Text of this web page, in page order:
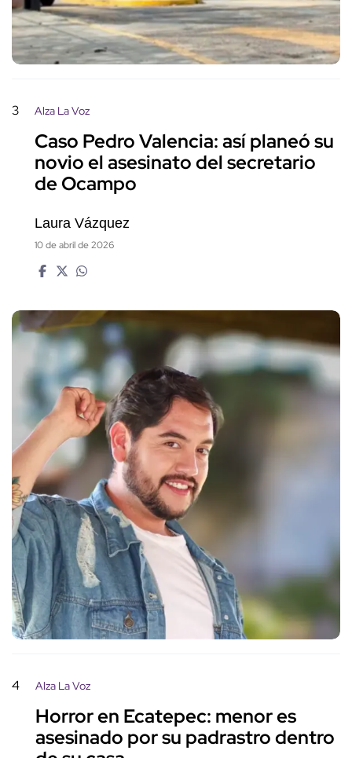
3 Alza La Voz
Caso Pedro Valencia: así planeó su
novio el asesinato del secretario
de Ocampo
Laura Vázquez
10 de abril de 2026
4 Alza La Voz
Horror en Ecatepec: menor es
asesinado por su padrastro dentro